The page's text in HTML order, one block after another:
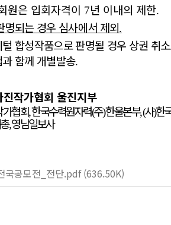
원은 입회자격이 7년 이내의 제한.
명되는 경우 심사에서 제외.
털 합성작품으로 판명될 경우 상권 취소
함께 개별발송.
진작가협회 울진지부
협회,한국수력원자력(주)한울본부, (사)한
,영남일보사
국공모전_전단.pdf (636.50K)